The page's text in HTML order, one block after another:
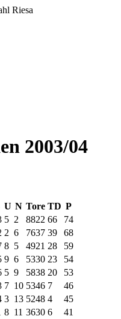
Riesa
2003/04
U N Tore TD P
5 2 8822 66
74
2 6 7637 39
68
8 5 4921 28
59
9 6 5330 23
54
5 9 5838 20
53
7 10 5346 7
46
3 13 5248 4
45
8 11 3630 6
41